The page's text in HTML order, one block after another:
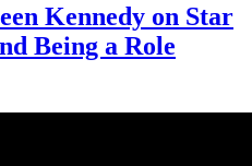
Kennedy on Star
Being a Role